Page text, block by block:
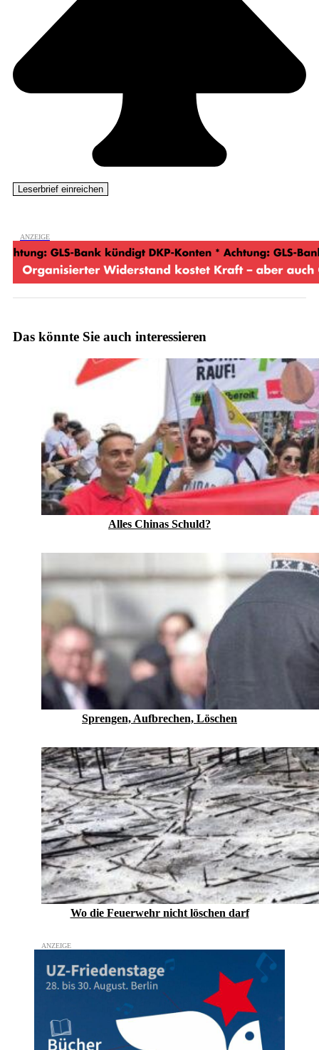
Das könnte Sie auch interessieren
Alles Chinas Schuld?
Sprengen, Aufbrechen, Löschen
Wo die Feuerwehr nicht löschen darf